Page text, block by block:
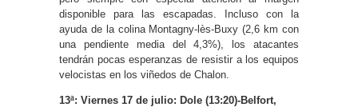
disponible para las escapadas. Incluso con la
ayuda de la colina Montagny-lès-Buxy (2,6 km con
una pendiente media del 4,3%), los atacantes
tendrán pocas esperanzas de resistir a los equipos
velocistas en los viñedos de Chalon.
13ª: Viernes 17 de julio: Dole (13:20)-Belfort,